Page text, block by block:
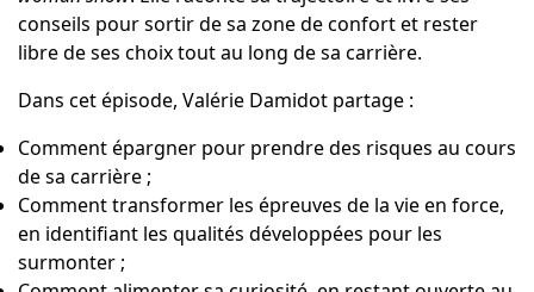
conseils pour sortir de sa zone de confort et rester
libre de ses choix tout au long de sa carrière.
Dans cet épisode, Valérie Damidot partage :
Comment épargner pour prendre des risques au cours
de sa carrière ;
Comment transformer les épreuves de la vie en force,
en identifiant les qualités développées pour les
surmonter ;